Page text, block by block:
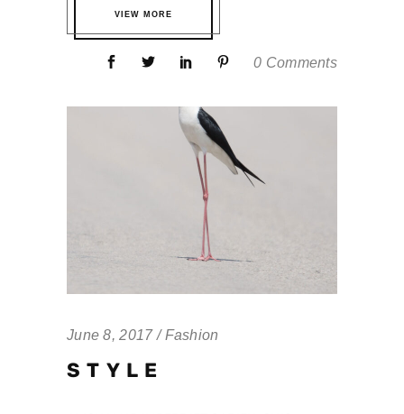
VIEW MORE
0 Comments
June 8, 2017 Fashion
STYLE